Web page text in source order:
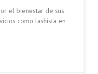
el bienestar de sus
como lashista en